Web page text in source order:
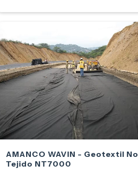
AMANCO WAVIN - Geotextil No
Tejido NT7000